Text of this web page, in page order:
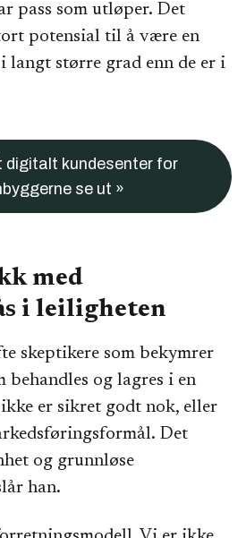
pass som utløper. Det
potensial til å være en
langt større grad enn de er i
digitalt kundesenter for
se ut »
med
i leiligheten
skeptikere som bekymrer
behandles og lagres i en
er sikret godt nok, eller
Det
og grunnløse
han.